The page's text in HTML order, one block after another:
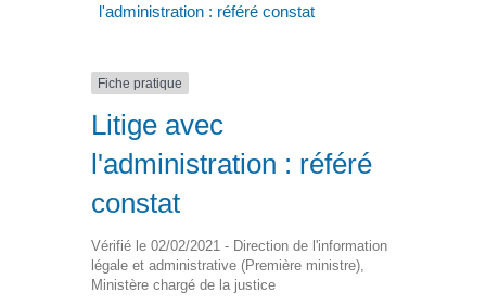
l'administration : référé constat
Fiche pratique
Litige avec
l'administration : référé
constat
Vérifié le 02/02/2021 - Direction de l'information
légale et administrative (Première ministre),
Ministère chargé de la justice